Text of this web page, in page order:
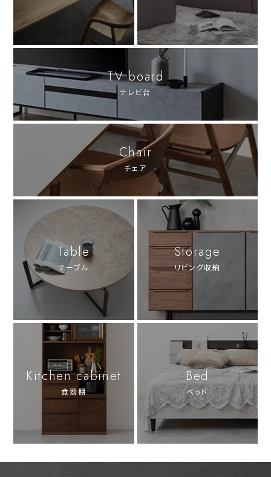
TV board
テレビ台
Chair
チェア
Table
テーブル
Storage
リビング収納
Kitchen cabinet
食器棚
Bed
ベッド